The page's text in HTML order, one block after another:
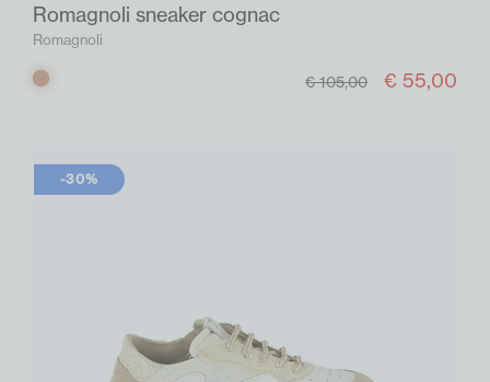
Romagnoli sneaker cognac
Romagnoli
Cognac € 105,00 € 55,00
-30%